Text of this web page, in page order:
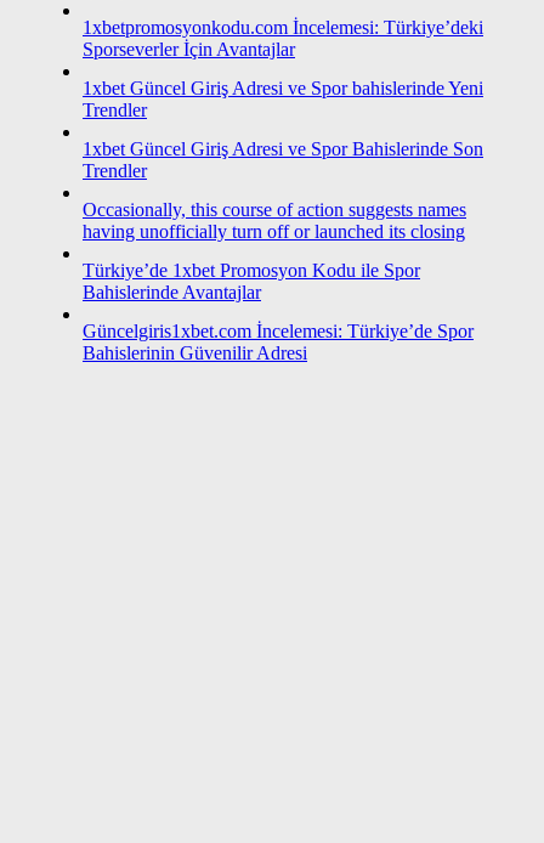
1xbetpromosyonkodu.com İncelemesi: Türkiye’deki
Sporseverler İçin Avantajlar
1xbet Güncel Giriş Adresi ve Spor bahislerinde Yeni
Trendler
1xbet Güncel Giriş Adresi ve Spor Bahislerinde Son
Trendler
Occasionally, this course of action suggests names
having unofficially turn off or launched its closing
Türkiye’de 1xbet Promosyon Kodu ile Spor
Bahislerinde Avantajlar
Güncelgiris1xbet.com İncelemesi: Türkiye’de Spor
Bahislerinin Güvenilir Adresi